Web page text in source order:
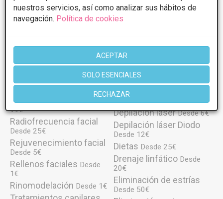
nuestros servicios, así como analizar sus hábitos de
navegación. Política de cookies
ACEPTAR
SOLO ESENCIALES
RECHAZAR
Aumento de labiosDesde
150€
Blefaroplastia sin cirugía
Eliminación de ojeras
Hilos tensores
NeuromoduladorDesde
99€
Radiofrecuencia facial
Desde 25€
Rejuvenecimiento facial
Desde 5€
Rellenos faciales Desde
1€
Rinomodelación Desde 1€
89€
Angiomas
Carboxiterapia
CelulitisDesde 2€
Cloaking estrías
CuperosisDesde 30€
Depilación láserDesde 6€
Depilación láser Diodo
Desde 12€
Dietas Desde 25€
Drenaje linfático Desde
20€
Eliminación de estrías
Desde 50€